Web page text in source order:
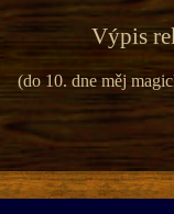
Výpis
(do 10. dne měj